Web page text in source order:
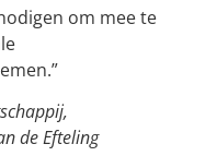
om mee te
de Efteling